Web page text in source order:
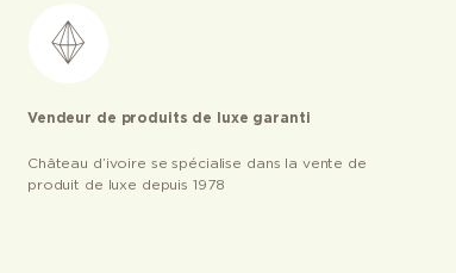
Vendeur de produits de luxe garanti
Château d’ivoire se spécialise dans la vente de
produit de luxe depuis 1978